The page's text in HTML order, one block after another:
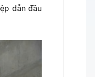
dẫn đầu